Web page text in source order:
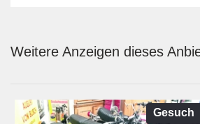
Weitere Anzeigen dieses
Gesuch